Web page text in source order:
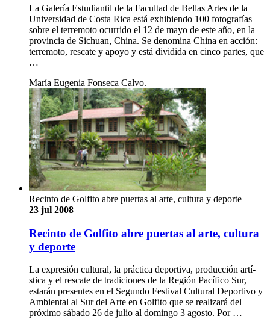
La Galería Estudiantil de la Facultad de Bellas Artes de la
Universidad de Costa Rica está exhibiendo 100 fotografías
sobre el terremoto ocurrido el 12 de mayo de este año, en la
provincia de Sichuan, China. Se denomina China en acción:
terremoto, rescate y apoyo y está dividida en cinco partes, que
…
María Eugenia Fonseca Calvo.
Recinto de Golfito abre puertas al arte, cultura y deporte
23 jul 2008
Recinto de Golfito abre puertas al arte, cultura
y deporte
La expresión cultural, la práctica deportiva, producción artí­
stica y el rescate de tradiciones de la Región Pací­fico Sur,
estarán presentes en el Segundo Festival Cultural Deportivo y
Ambiental al Sur del Arte en Golfito que se realizará del
próximo sábado 26 de julio al domingo 3 agosto. Por …